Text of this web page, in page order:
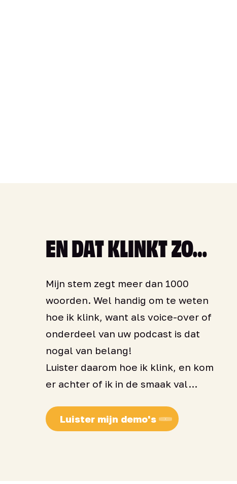
EN DAT KLINKT ZO…
Mijn stem zegt meer dan 1000
woorden. Wel handig om te weten
hoe ik klink, want als voice-over of
onderdeel van uw podcast is dat
nogal van belang!
Luister daarom hoe ik klink, en kom
er achter of ik in de smaak val…
Luister mijn demo's